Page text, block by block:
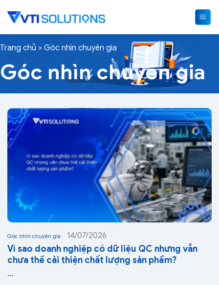
Trang chủ > Góc nhìn chuyên gia
Góc nhìn chuyên gia
Góc nhìn chuyên gia 14/07/2026
Vì sao doanh nghiệp có dữ liệu QC nhưng vẫn
chưa thể cải thiện chất lượng sản phẩm?
...